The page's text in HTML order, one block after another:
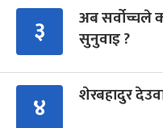
३
अब सर्वोच्चले
सुनुवाइ ?
४ शेरबहादुर